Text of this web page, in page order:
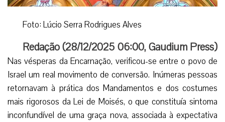
Foto: Lúcio Serra Rodrigues Alves
Redação (28/12/2025 06:00, Gaudium Press)
Nas vésperas da Encarnação, verificou-se entre o povo de
Israel um real movimento de conversão. Inúmeras pessoas
retornavam à prática dos Mandamentos e dos costumes
mais rigorosos da Lei de Moisés, o que constituía sintoma
inconfundível de uma graça nova, associada à expectativa